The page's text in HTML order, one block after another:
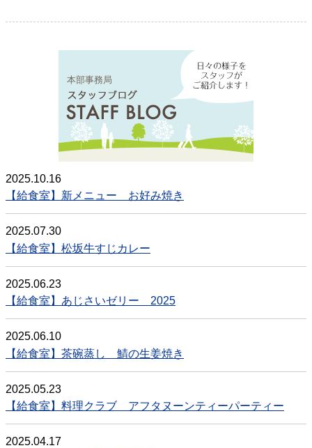
本部事務局
2025.10.16
【給食室】新メニュー お好み焼き
2025.07.30
【給食室】松坂牛すじカレー
2025.06.23
【給食室】あじさいゼリー 2025
2025.06.10
【給食室】茶碗蒸し 鯖の生姜焼き
2025.05.23
【給食室】料理クラブ アフタヌーンティーパーティー
2025.04.17